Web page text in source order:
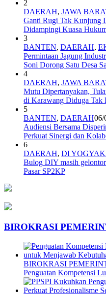
2
DAERAH, JAWA
Ganti Rugi Tak Kunjung
Didampingi Kuasa
3
BANTEN, DAERAH,
Permintaan Jagung
Soni Dorong Satu Desa
4
DAERAH, JAWA
Mutu Dipertanyakan,
di Karawang Diduga
5
BANTEN, DAERAH06/
Audiensi Bersama
Perkuat Sinergi dan
6
DAERAH, DI
Bulog DIY masih
Pasar SP2KP
BIROKRASI
BIROKRASI
Penguatan Kompetensi